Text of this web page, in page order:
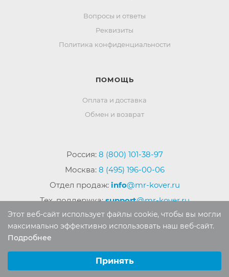
Вопросы и ответы
Реквизиты
Политика конфиденциальности
ПОМОЩЬ
Оплата и доставка
Обмен и возврат
Россия: 8 (800) 101-38-97
Москва: 8 (495) 196-00-06
Отдел продаж: info@mr-kover.ru
Тех. поддержка:support@mr-kover.ru
материалов сайта без письменного разрешения
Этот веб-сайт использует файлы cookie, чтобы вы могли
максимально эффективно использовать наш веб-сайт.
Подробнее
Аналитические/Функциональные
Принять